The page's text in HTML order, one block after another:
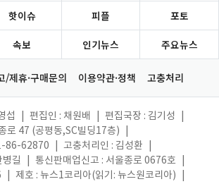
핫이슈 피플 포토
속보 인기뉴스 주요뉴스
/제휴·구매문의 이용약관·정책 고충처리
섭 편집인 : 채원배 편집국장 : 김기성
로 47 (공평동,SC빌딩17층)
86-62870
고충처리인 : 김성환
길
통신판매업신고 : 서울종로 0676호
제호 : 뉴스1코리아(읽기: 뉴스원코리아)